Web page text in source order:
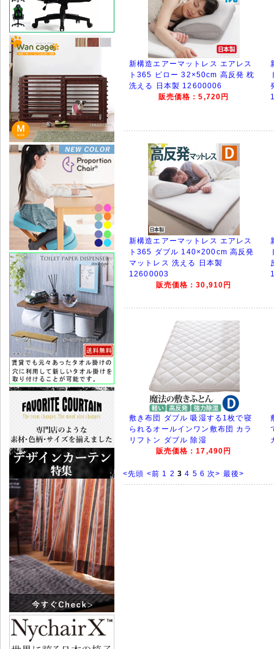
新構造エアーマットレス エアレス
ト365 ピロー 32×50cm 高反発 枕
洗える 日本製 12600006
販売価格：5,720円
新構造エアーマットレス エアレス
ト365 ダブル 140×200cm 高反発
マットレス 洗える 日本製
12600003
販売価格：30,910円
敷き布団 ダブル 吸湿する1枚で寝
られるオールインワン敷布団 カラ
リフトン ダブル 除湿
販売価格：17,490円
<先頭 <前 1 2 3 4 5 6 次> 最後>